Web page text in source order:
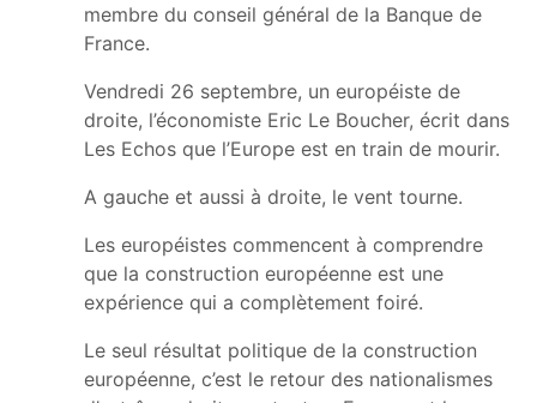
membre du conseil général de la Banque de
France.
Vendredi 26 septembre, un européiste de
droite, l’économiste Eric Le Boucher, écrit dans
Les Echos que l’Europe est en train de mourir.
A gauche et aussi à droite, le vent tourne.
Les européistes commencent à comprendre
que la construction européenne est une
expérience qui a complètement foiré.
Le seul résultat politique de la construction
européenne, c’est le retour des nationalismes